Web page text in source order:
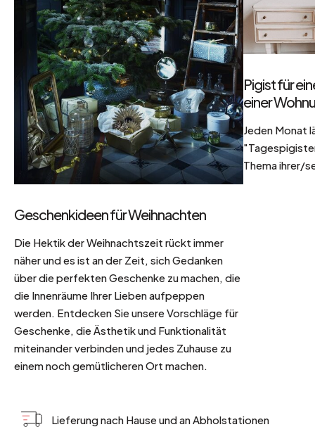
Geschenkideen für Weihnachten
Die Hektik der Weihnachtszeit rückt immer
näher und es ist an der Zeit, sich Gedanken
über die perfekten Geschenke zu machen, die
die Innenräume Ihrer Lieben aufpeppen
werden. Entdecken Sie unsere Vorschläge für
Geschenke, die Ästhetik und Funktionalität
miteinander verbinden und jedes Zuhause zu
einem noch gemütlicheren Ort machen.
Pigist für
einer
Jeden Monat
Thema ihrer/
Lieferung nach Hause und an Abholstationen